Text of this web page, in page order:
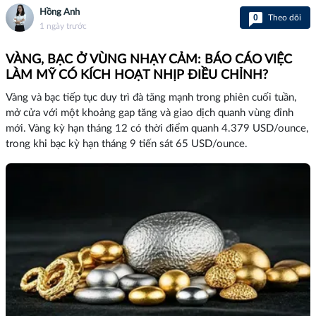
Hồng Anh
1 ngày trước
0 Theo dõi
VÀNG, BẠC Ở VÙNG NHẠY CẢM: BÁO CÁO VIỆC
LÀM MỸ CÓ KÍCH HOẠT NHỊP ĐIỀU CHỈNH?
Vàng và bạc tiếp tục duy trì đà tăng mạnh trong phiên cuối tuần,
mở cửa với một khoảng gap tăng và giao dịch quanh vùng đỉnh
mới. Vàng kỳ hạn tháng 12 có thời điểm quanh 4.379 USD/ounce,
trong khi bạc kỳ hạn tháng 9 tiến sát 65 USD/ounce.